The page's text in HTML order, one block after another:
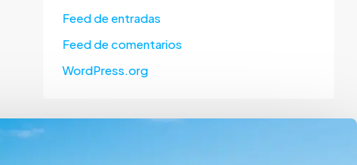
Feed de entradas
Feed de comentarios
WordPress.org